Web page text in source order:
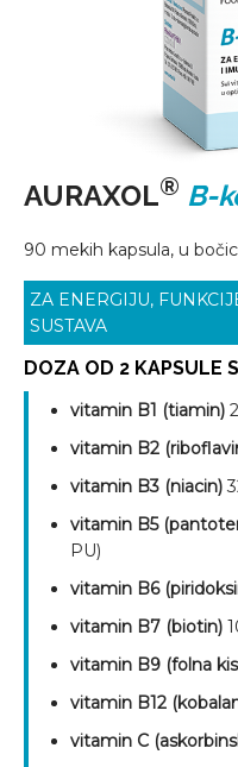
AURAXOL® B-
90 mekih kapsula, u
ZA ENERGIJU,
SUSTAVA
DOZA OD 2 KAPSULE
vitamin B1 (tiamin)
vitamin B2
vitamin B3 (niacin)
vitamin B5
PU)
vitamin B6
vitamin B7 (biotin)
vitamin B9 (folna
vitamin B12
vitamin C